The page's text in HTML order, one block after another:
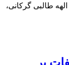
طالبی گرکانی،